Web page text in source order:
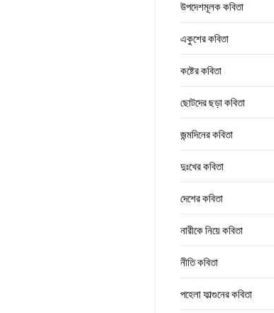
উপদেশমূলক কবিতা
একুশের কবিতা
কষ্টের কবিতা
ছোটদের ছড়া কবিতা
জন্মদিনের কবিতা
দুঃখের কবিতা
দেশের কবিতা
নারীকে নিয়ে কবিতা
নীতি কবিতা
পহেলা ফাল্গুনের কবিতা